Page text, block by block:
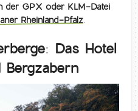
der GPX oder KLM-Datei
Rheinland-Pfalz.
Das Hotel
Bergzabern